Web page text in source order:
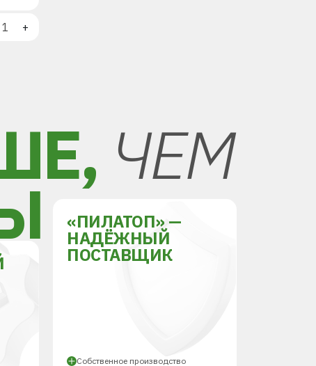
+
ЧЕМ
«ПИЛАТОП» —
НАДЁЖНЫЙ
ПОСТАВЩИК
Собственное производство